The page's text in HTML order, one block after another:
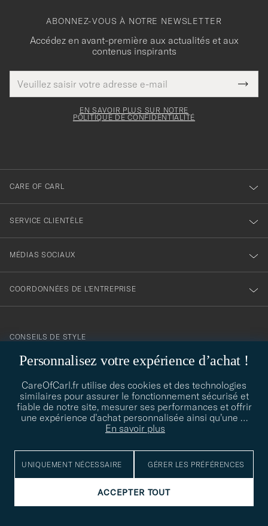
Personnalisez votre expérience d’achat !
CareOfCarl.fr utilise des cookies et des technologies
similaires pour assurer le fonctionnement sécurisé et
fiable de notre site, mesurer ses performances et offrir
une expérience d’achat personnalisée ainsi qu’une …
En savoir plus
UNIQUEMENT NÉCESSAIRE GÉRER LES PRÉFÉRENCES
ACCEPTER TOUT
ABONNEZ-VOUS À NOTRE NEWSLETTER
Accédez en avant-première aux actualités et aux
contenus inspirants
de
courrier
Merci
pour
EN SAVOIR PLUS SUR NOTRE
POLITIQUE DE CONFIDENTIALITÉ
CARE OF CARL
SERVICE CLIENTÈLE
MÉDIAS SOCIAUX
COORDONNÉES DE L'ENTREPRISE
contact@careofcarl.com
CONSEILS DE STYLE
Besoin d'aide pour trouver votre style ? Laissez-nous vous guider,
CONSEILS DE STYLE
© Care of Carl 2026